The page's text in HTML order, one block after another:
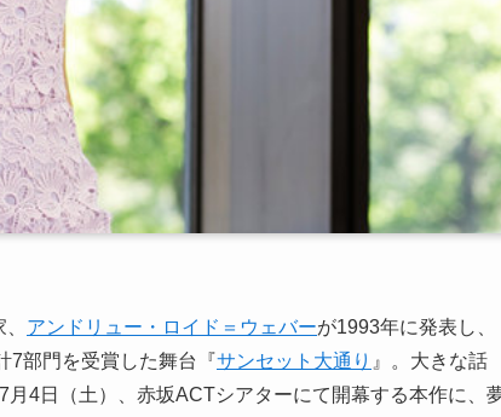
アンドリュー・ロイド＝ウェバーが1993年に発表し、
7部門を受賞した舞台『サンセット大通り 』。大きな話
4日（土）、赤坂ACTシアターにて開幕する本作に、